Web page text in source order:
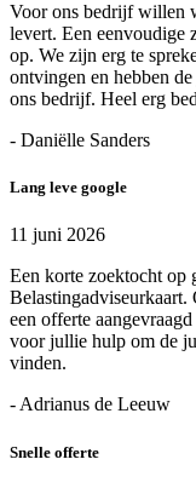
Voor ons bedrijf willen
levert. Een eenvoudige
op. We zijn erg te
ontvingen en hebben
ons bedrijf. Heel erg
- Daniëlle Sanders
Lang leve google
11 juni 2026
Een korte zoektocht op
Belastingadviseurkaart.
een offerte
voor jullie hulp om de
vinden.
- Adrianus de Leeuw
Snelle offerte